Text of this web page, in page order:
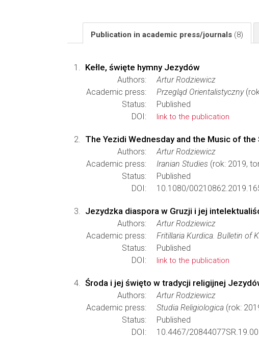
Publication in academic press/journals (8)
Kełle, święte hymny Jezydów
Authors:
Artur Rodziewicz
Academic press:
Przegląd Orientalistyczny
Status:
Published
DOI:
link to the publication
The Yezidi Wednesday and the Music of the
Authors:
Artur Rodziewicz
Academic press:
Iranian Studies (rok: 2019,
Status:
Published
DOI:
10.1080/
Jezydzka diaspora w Gruzji i jej
Authors:
Artur Rodziewicz
Academic press:
Fritillaria Kurdica. Bulletin of
Status:
Published
DOI:
link to the publication
Środa i jej święto w tradycji religijnej
Authors:
Artur Rodziewicz
Academic press:
Studia Religiologica (rok:
Status:
Published
DOI:
10.4467/